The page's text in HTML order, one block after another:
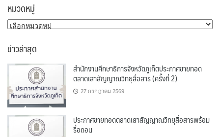
หมวดหมู่
หมวด
ข่าวล่าสุด
สำนักงานศึกษาธิการจังหวัดภูเก็ตประกาศขายทอด
ตลาดเสาสัญญาณวิทยุสื่อสาร (ครั้งที่ 2)
27 กรกฎาคม 2569
ประกาศขายทอดตลาดเสาสัญญาณวิทยุสื่อสารพร้อม
รื้อถอน